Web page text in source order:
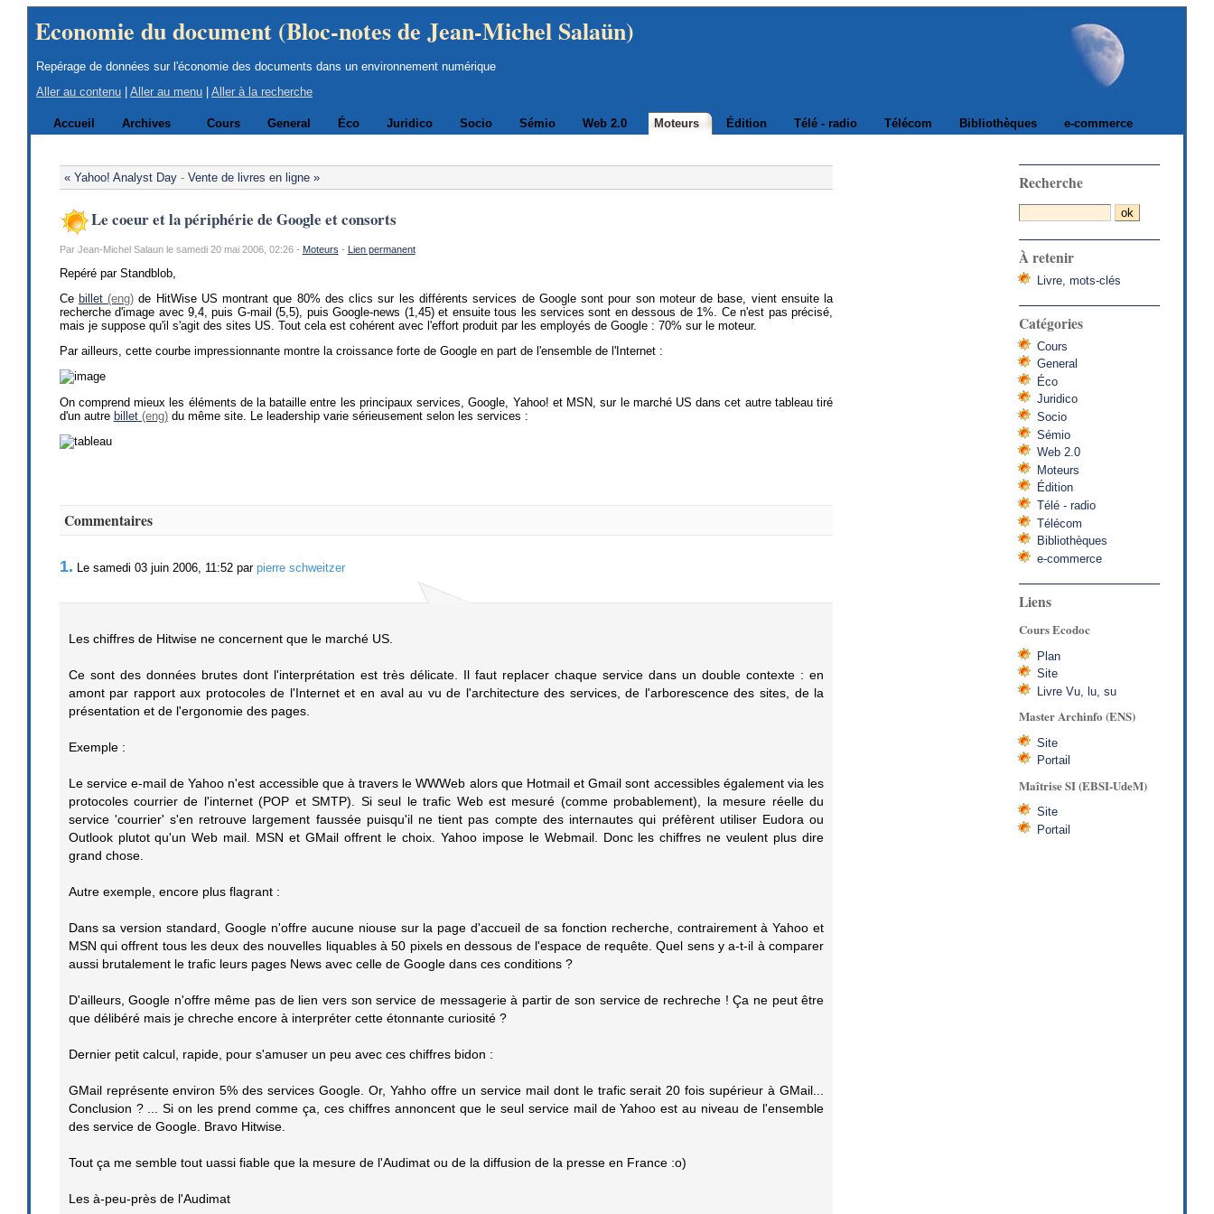
Economie du document (Bloc-notes de Jean-Michel Salaün)
Repérage de données sur l'économie des documents dans un environnement numérique
Aller au contenu |Aller au menu |Aller à la recherche
Accueil Archives Cours General Éco Juridico Socio Sémio Web 2.0 Moteurs Édition Télé - radio Télécom Bibliothèques e-commerce
« Yahoo! Analyst Day - Vente de livres en ligne »
Le coeur et la périphérie de Google et consorts
Par Jean-Michel Salaun le samedi 20 mai 2006, 02:26 - Moteurs - Lien permanent
Repéré par Standblob,
Ce billet
de HitWise US montrant que 80% des clics sur les différents services de Google sont pour son moteur de base, vient ensuite la
recherche d'image avec 9,4, puis G-mail (5,5), puis Google-news (1,45) et ensuite tous les services sont en dessous de 1%. Ce n'est pas précisé,
mais je suppose qu'il s'agit des sites US. Tout cela est cohérent avec l'effort produit par les employés de Google : 70% sur le moteur.
Par ailleurs, cette courbe impressionnante montre la croissance forte de Google en part de l'ensemble de l'Internet :
On comprend mieux les éléments de la bataille entre les principaux services, Google, Yahoo! et MSN, sur le marché US dans cet autre tableau tiré
d'un autre billet du même site. Le leadership varie sérieusement selon les services :
Commentaires
1. Le samedi 03 juin 2006, 11:52 par pierre schweitzer
Les chiffres de Hitwise ne concernent que le marché US.
Ce sont des données brutes dont l'interprétation est très délicate. Il faut replacer chaque service dans un double contexte : en
amont par rapport aux protocoles de l'Internet et en aval au vu de l'architecture des services, de l'arborescence des sites, de la
présentation et de l'ergonomie des pages.
Exemple :
Le service e-mail de Yahoo n'est accessible que à travers le WWWeb alors que Hotmail et Gmail sont accessibles également via les
protocoles courrier de l'internet (POP et SMTP). Si seul le trafic Web est mesuré (comme probablement), la mesure réelle du
service 'courrier' s'en retrouve largement faussée puisqu'il ne tient pas compte des internautes qui préfèrent utiliser Eudora ou
Outlook plutot qu'un Web mail. MSN et GMail offrent le choix. Yahoo impose le Webmail. Donc les chiffres ne veulent plus dire
grand chose.
Autre exemple, encore plus flagrant :
Dans sa version standard, Google n'offre aucune niouse sur la page d'accueil de sa fonction recherche, contrairement à Yahoo et
MSN qui offrent tous les deux des nouvelles liquables à 50 pixels en dessous de l'espace de requête. Quel sens y a-t-il à comparer
aussi brutalement le trafic leurs pages News avec celle de Google dans ces conditions ?
D'ailleurs, Google n'offre même pas de lien vers son service de messagerie à partir de son service de rechreche ! Ça ne peut être
que délibéré mais je chreche encore à interpréter cette étonnante curiosité ?
Dernier petit calcul, rapide, pour s'amuser un peu avec ces chiffres bidon :
GMail représente environ 5% des services Google. Or, Yahho offre un service mail dont le trafic serait 20 fois supérieur à GMail...
Conclusion ? ... Si on les prend comme ça, ces chiffres annoncent que le seul service mail de Yahoo est au niveau de l'ensemble
des service de Google. Bravo Hitwise.
Tout ça me semble tout uassi fiable que la mesure de l'Audimat ou de la diffusion de la presse en France :o)
Les à-peu-près de l'Audimat
Recherche
À retenir
Livre, mots-clés
Catégories
Cours
General
Éco
Juridico
Socio
Sémio
Web 2.0
Moteurs
Édition
Télé - radio
Télécom
Bibliothèques
e-commerce
Liens
Cours Ecodoc
Plan
Site
Livre Vu, lu, su
Master Archinfo (ENS)
Site
Portail
Maîtrise SI (EBSI-UdeM)
Site
Portail